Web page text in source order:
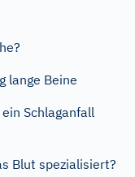
lange Beine
Schlaganfall
Blut spezialisiert?